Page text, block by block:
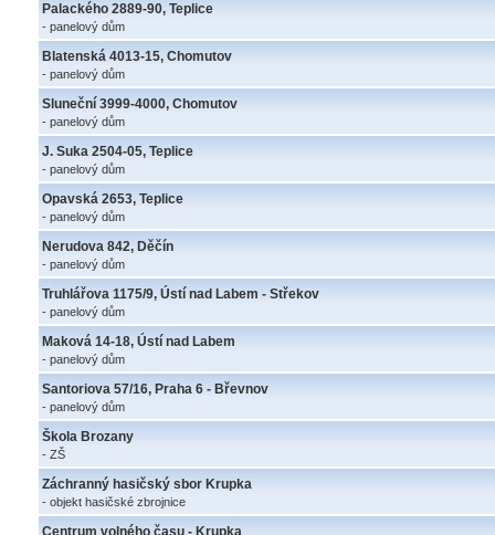
Palackého 2889-90, Teplice
- panelový dům
Blatenská 4013-15, Chomutov
- panelový dům
Sluneční 3999-4000, Chomutov
- panelový dům
J. Suka 2504-05, Teplice
- panelový dům
Opavská 2653, Teplice
- panelový dům
Nerudova 842, Děčín
- panelový dům
Truhlářova 1175/9, Ústí nad Labem - Střekov
- panelový dům
Maková 14-18, Ústí nad Labem
- panelový dům
Santoriova 57/16, Praha 6 - Břevnov
- panelový dům
Škola Brozany
- ZŠ
Záchranný hasičský sbor Krupka
- objekt hasičské zbrojnice
Centrum volného času - Krupka